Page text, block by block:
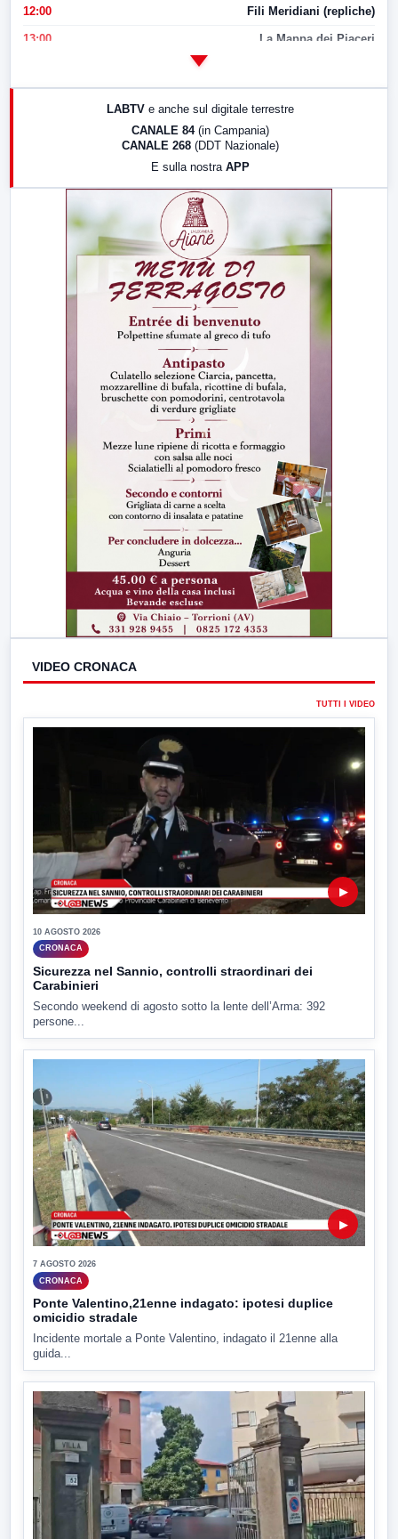
12:00 Fili Meridiani (repliche)
13:00 La Mappa dei Piaceri
LABTV e anche sul digitale terrestre
CANALE 84 (in Campania)
CANALE 268 (DDT Nazionale)
E sulla nostra APP
VIDEO CRONACA
TUTTI I VIDEO
▶
10 AGOSTO 2026
CRONACA
Sicurezza nel Sannio, controlli straordinari dei
Carabinieri
Secondo weekend di agosto sotto la lente dell’Arma: 392
persone...
▶
7 AGOSTO 2026
CRONACA
Ponte Valentino,21enne indagato: ipotesi duplice
omicidio stradale
Incidente mortale a Ponte Valentino, indagato il 21enne alla
guida...